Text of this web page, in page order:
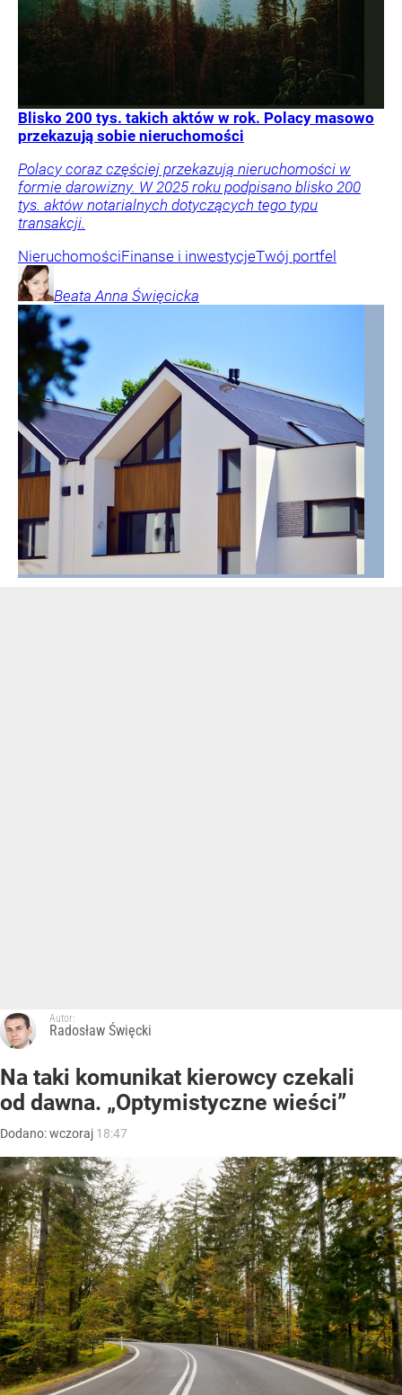
Blisko 200 tys. takich aktów w rok. Polacy masowo
przekazują sobie nieruchomości
Polacy coraz częściej przekazują nieruchomości w
formie darowizny. W 2025 roku podpisano blisko 200
tys. aktów notarialnych dotyczących tego typu
transakcji.
NieruchomościFinanse i inwestycjeTwój portfel
Beata Anna Święcicka
Autor:
Radosław Święcki
Na taki komunikat kierowcy czekali
od dawna. „Optymistyczne wieści”
Dodano:wczoraj 18:47